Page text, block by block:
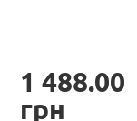
1 488.00
грн